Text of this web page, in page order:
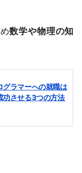
数学や物理の知
グラマーへの就職は
功させる3つの方法